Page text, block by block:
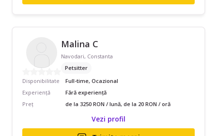
Malina C
Navodari, Constanta
Petsitter
Disponibilitate
Full-time, Ocazional
Experiență
Fără experiență
Preț
de la 3250 RON / lună, de la 20 RON / oră
Vezi profil